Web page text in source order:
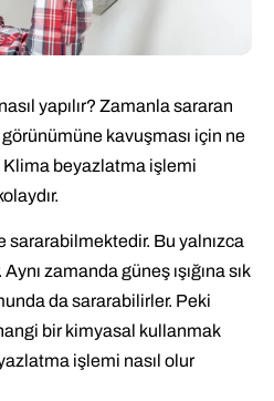
yapılır? Zamanla sararan
kavuşması için ne
beyazlatma işlemi
sararabilmektedir. Bu yalnızca
zamanda güneş ışığına sık
da sararabilirler. Peki
bir kimyasal kullanmak
işlemi nasıl olur